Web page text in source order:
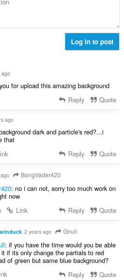
Log in to post
ago
for upload this amazing background
Reply Quote
ago
dark and particle's red?...i
that
Reply Quote
BongVader420
: no i can not, sorry too much work on
now
Link Reply Quote
2 years ago Gnull
: if you have the time would you be able
if its only change the partials to red
of green but same blue background?
Reply Quote